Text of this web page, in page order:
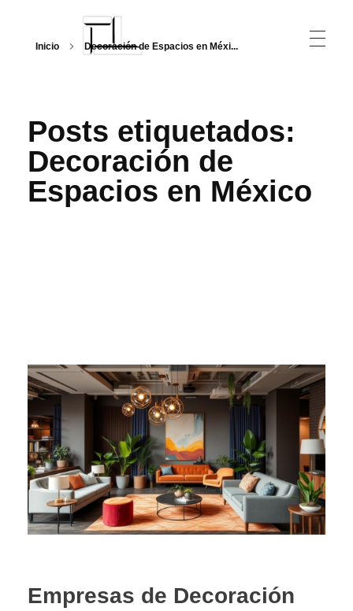
Inicio Decoración de Espacios en Méxi...
Posts etiquetados:
Decoración de
Espacios en México
Empresas de Decoración